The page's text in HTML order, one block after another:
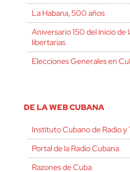
La Habana, 500 años
Aniversario 150 del inicio de
libertarias
Elecciones Generales en
DE LA WEB CUBANA
Instituto Cubano de Radio y
Portal de la Radio Cubana
Razones de Cuba